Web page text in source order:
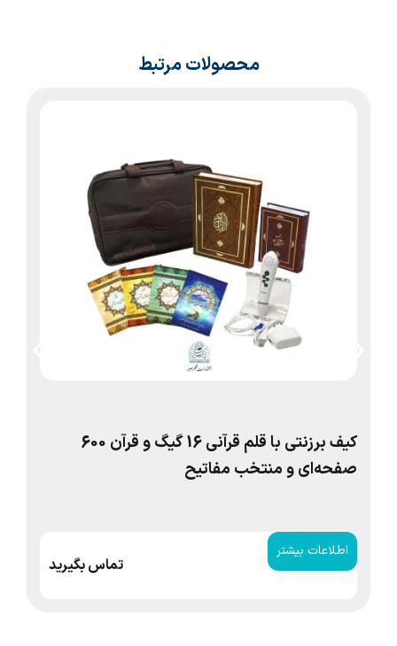
محصولات مرتبط
کیف برزنتی با قلم قرآنی 16 گیگ و قرآن 600
صفحه‌ای و منتخب مفاتیح
اطلاعات بیشتر
تماس بگیرید